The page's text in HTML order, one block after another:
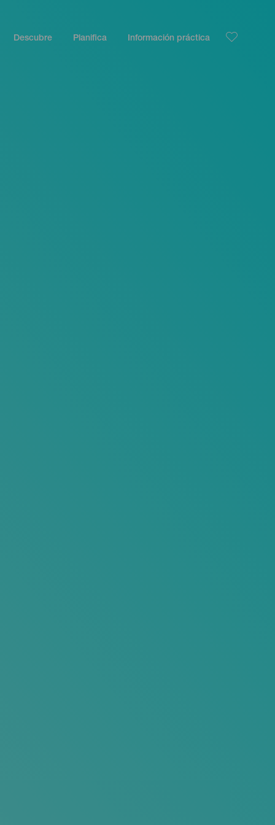
Descubre Planifica Información práctica